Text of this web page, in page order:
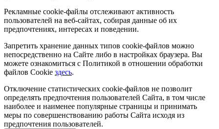
Рекламные cookie-файлы отслеживают активность
пользователей на веб-сайтах, собирая данные об их
предпочтениях, интересах и поведении.
Запретить хранение данных типов cookie-файлов можно
непосредственно на Сайте либо в настройках браузера. Вы
можете ознакомиться с Политикой в отношении обработки
файлов Cookie здесь.
Отключение статистических cookie-файлов не позволит
определять предпочтения пользователей Сайта, в том числе
наиболее и наименее популярные страницы и принимать
меры по совершенствованию работы Сайта исходя из
предпочтения пользователей.